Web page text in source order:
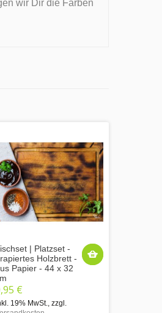
wir Dir die Farben
| Platzset -
Holzbrett -
Papier - 44 x 32
€
19% MwSt. zzgl.